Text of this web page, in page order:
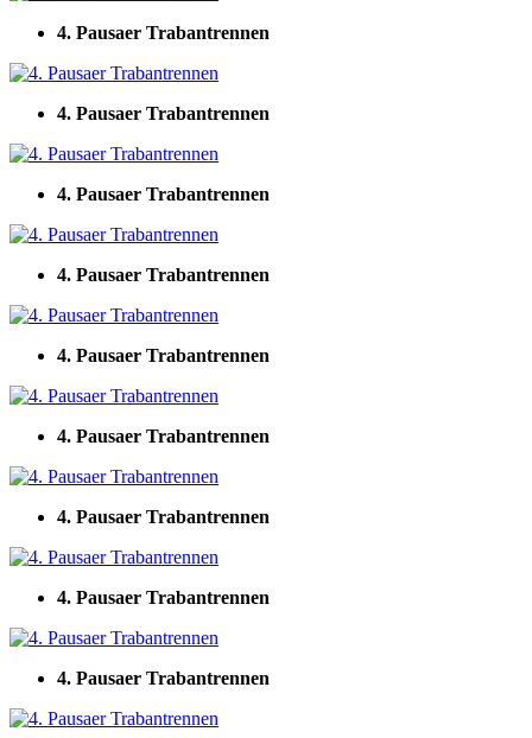
4. Pausaer Trabantrennen
4. Pausaer Trabantrennen
4. Pausaer Trabantrennen
4. Pausaer Trabantrennen
4. Pausaer Trabantrennen
4. Pausaer Trabantrennen
4. Pausaer Trabantrennen
4. Pausaer Trabantrennen
4. Pausaer Trabantrennen